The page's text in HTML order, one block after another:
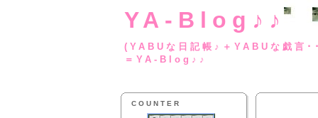
YA-Blog♪♪
(YABUな日記帳♪
＝YA-Blog♪♪
COUNTER